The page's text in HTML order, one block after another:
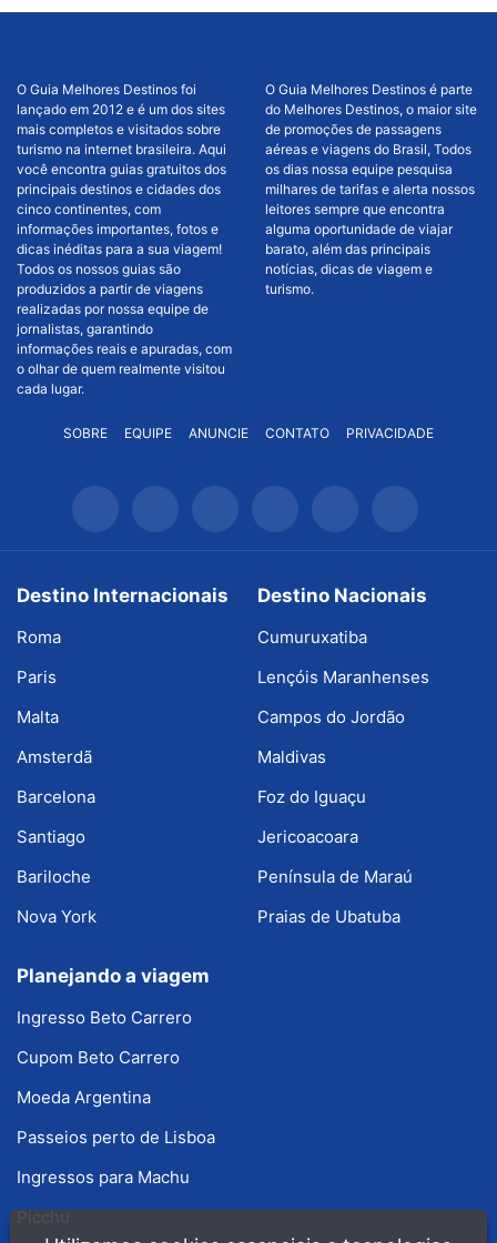
O Guia Melhores Destinos foi
lançado em 2012 e é um dos sites
mais completos e visitados sobre
turismo na internet brasileira. Aqui
você encontra guias gratuitos dos
principais destinos e cidades dos
cinco continentes, com
informações importantes, fotos e
dicas inéditas para a sua viagem!
Todos os nossos guias são
produzidos a partir de viagens
realizadas por nossa equipe de
jornalistas, garantindo
informações reais e apuradas, com
o olhar de quem realmente visitou
cada lugar.
O Guia Melhores Destinos é parte
do Melhores Destinos, o maior site
de promoções de passagens
aéreas e viagens do Brasil, Todos
os dias nossa equipe pesquisa
milhares de tarifas e alerta nossos
leitores sempre que encontra
alguma oportunidade de viajar
barato, além das principais
notícias, dicas de viagem e
turismo.
SOBRE EQUIPE ANUNCIE CONTATO PRIVACIDADE
Destino Internacionais
Roma
Paris
Malta
Amsterdã
Barcelona
Santiago
Bariloche
Nova York
Destino Nacionais
Cumuruxatiba
Lençóis Maranhenses
Campos do Jordão
Maldivas
Foz do Iguaçu
Jericoacoara
Península de Maraú
Praias de Ubatuba
Planejando a viagem
Ingresso Beto Carrero
Cupom Beto Carrero
Moeda Argentina
Passeios perto de Lisboa
Ingressos para Machu
Picchu